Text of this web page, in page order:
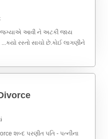
જગ્યાએ આવી ને અટકી જાય
રસ્તો સાચો છે.કોઈ લાગણીને
શબ્દ પરણીત પતિ - પત્નીના